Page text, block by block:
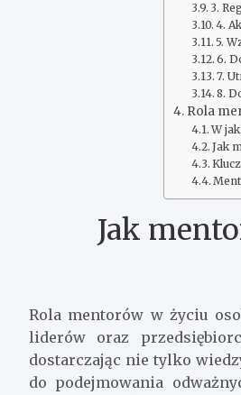
3.
4.
5.
6.
7.
8.
Rola
W
Jak
Jak
Rola mentorów w życiu
liderów oraz
dostarczając nie tylko
do podejmowania